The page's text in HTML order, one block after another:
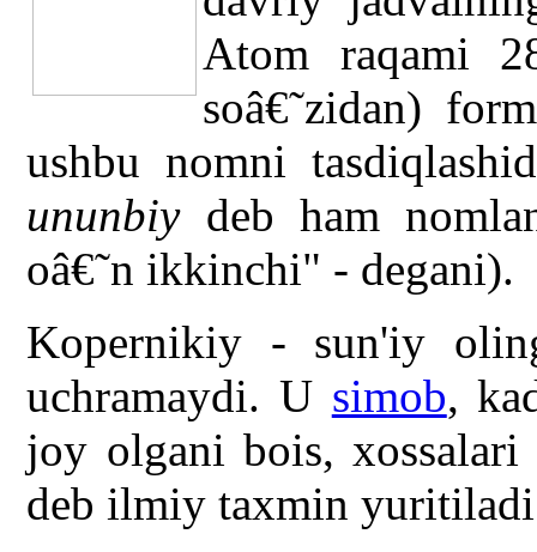
Atom raqami
soâ€˜zidan)
ushbu nomni
ununbiydeb ham
oâ€˜n ikkinchi" - degani).
Kopernikiy - sun'iy
uchramaydi. U simob,
joy olgani bois, xossalari
deb ilmiy taxmin